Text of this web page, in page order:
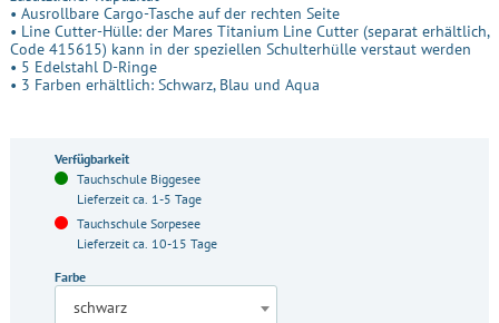
• Ausrollbare Cargo-Tasche auf der rechten Seite
• Line Cutter-Hülle: der Mares Titanium Line Cutter (separat erhältlich,
Code 415615) kann in der speziellen Schulterhülle verstaut werden
• 5 Edelstahl D-Ringe
• 3 Farben erhältlich: Schwarz, Blau und Aqua
Verfügbarkeit
Tauchschule Biggesee
Lieferzeit ca. 1-5 Tage
Tauchschule Sorpesee
Lieferzeit ca. 10-15 Tage
Farbe
schwarz